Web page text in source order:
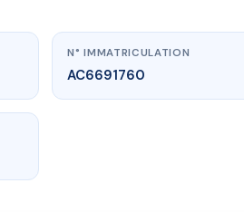
N° IMMATRICULATION
AC6691760